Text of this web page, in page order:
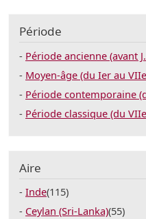
Période
Période ancienne (avant
Moyen-âge (du Ier au
Période contemporaine
Période classique (du
Aire
Inde(115)
Ceylan (Sri-Lanka)(55)